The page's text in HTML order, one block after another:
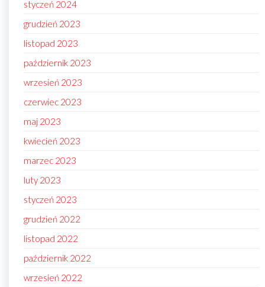
styczeń 2024
grudzień 2023
listopad 2023
październik 2023
wrzesień 2023
czerwiec 2023
maj 2023
kwiecień 2023
marzec 2023
luty 2023
styczeń 2023
grudzień 2022
listopad 2022
październik 2022
wrzesień 2022